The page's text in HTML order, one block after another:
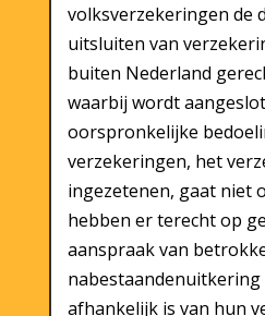
volksverzekeringen de
uitsluiten van
buiten Nederland
waarbij wordt
oorspronkelijke
verzekeringen, het
ingezetenen, gaat niet
hebben er terecht op
aanspraak van
afhankelijk is van hun